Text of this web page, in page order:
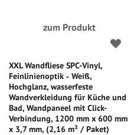
zum Produkt
XXL Wandfliese SPC-Vinyl,
Feinlinienoptik ‑ Weiß,
Hochglanz, wasserfeste
Wandverkleidung für Küche und
Bad, Wandpaneel mit Click-
Verbindung, 1200 mm x 600 mm
x 3,7 mm, (2,16 m² / Paket)